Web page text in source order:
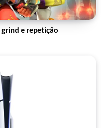
e repetição